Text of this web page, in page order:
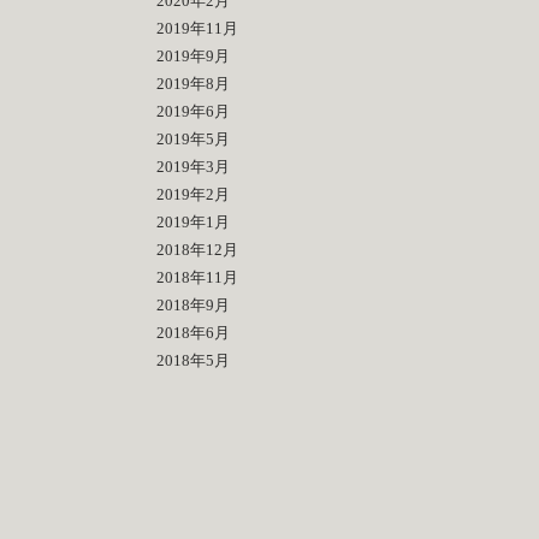
2019年11月
2019年9月
2019年8月
2019年6月
2019年5月
2019年3月
2019年2月
2019年1月
2018年12月
2018年11月
2018年9月
2018年6月
2018年5月